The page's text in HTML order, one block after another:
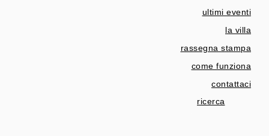
ultimi eventi
la villa
rassegna stampa
come funziona
contattaci